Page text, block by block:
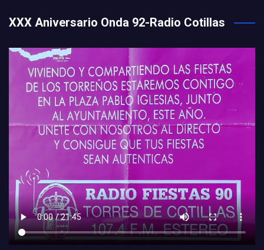
XXX Aniversario Onda 92-Radio Cotillas